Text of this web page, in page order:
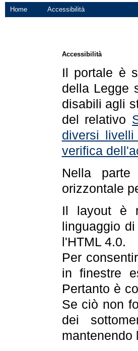
Home Accessibilità
Accessibilità
Il portale è
della Legge
disabili agli
del relativo
diversi
verifica
Nella
orizzontale
Il layout è
linguaggio
l'HTML 4.0.
Per
in finestre
Pertanto è
Se ciò non
dei
mantenendo